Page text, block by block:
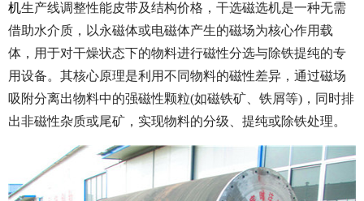
机生产线调整性能皮带及结构价格，干选磁选机是一种无需
借助水介质，以永磁体或电磁体产生的磁场为核心作用载
体，用于对干燥状态下的物料进行磁性分选与除铁提纯的专
用设备。其核心原理是利用不同物料的磁性差异，通过磁场
吸附分离出物料中的强磁性颗粒(如磁铁矿、铁屑等)，同时排
出非磁性杂质或尾矿，实现物料的分级、提纯或除铁处理。